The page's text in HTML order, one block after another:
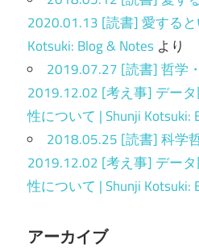
2020.01.13 [読書] 愛すると
Kotsuki: Blog & Notes より
2019.07.27 [読書] 哲学
2019.12.02 [考え事] デー
性について | Shunji Kotsuki:
2018.05.25 [読書] 科学
2019.12.02 [考え事] デー
性について | Shunji Kotsuki:
アーカイブ